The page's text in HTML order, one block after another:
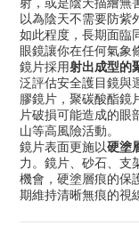
射，或是陰天描繪無
以為陰天不需要防紫
如此程度，長期面臨
眼鏡讓你在任何氣象
鏡片採用射出成型的
泛評估安全護目鏡與
膠鏡片，聚碳酸酯鏡
片破損可能造成的眼
山等高風險活動。
鏡片表面更施以硬塗
力。鏡片、砂石、支
機會，硬塗層痕的保
期維持清晰無痕的視